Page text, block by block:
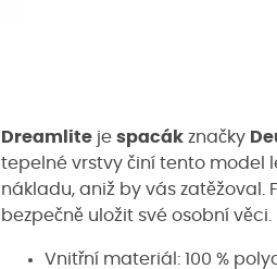
Dreamlite je spacák značky
tepelné vrstvy činí tento model
nákladu, aniž by vás zatěžoval.
bezpečně uložit své osobní věci.
Vnitřní materiál: 100 %